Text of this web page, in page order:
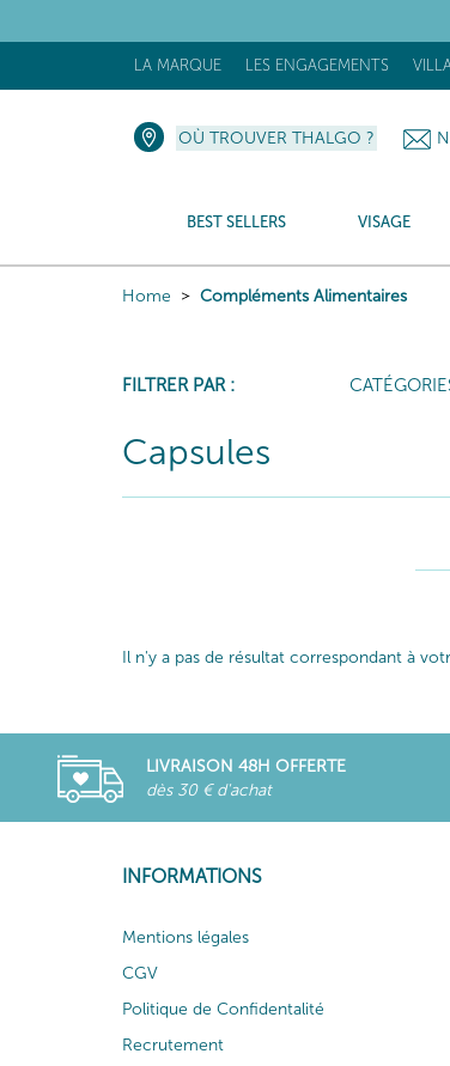
LA MARQUE LES ENGAGEMENTS
OÙ TROUVER THALGO ?
BEST SELLERS VISAGE
Home Compléments Alimentaires
FILTRER PAR :
Capsules
Il n'y a pas de résultat correspondant à
LIVRAISON 48H OFFERTE
dès 30 € d'achat
INFORMATIONS
Mentions légales
CGV
Politique de Confidentalité
Recrutement